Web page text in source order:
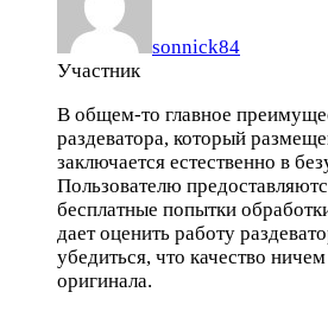
sonnick84
Участник
В общем-то главное
раздеватора, который
заключается естественно в
Пользователю
бесплатные попытки
дает оценить работу
убедиться, что качество
оригинала.